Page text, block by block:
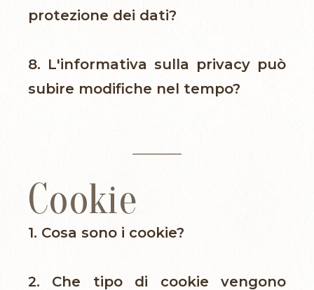
protezione dei dati?
8. L'informativa sulla privacy può
subire modifiche nel tempo?
Cookie
1. Cosa sono i cookie?
2. Che tipo di cookie vengono